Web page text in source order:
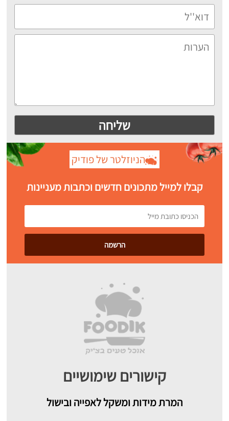
הניוזלטר של פודיק
קבלו למייל מתכונים חדשים וכתבות מעניינות
קישורים שימושיים
המרת מידות ומשקל לאפייה ובישול